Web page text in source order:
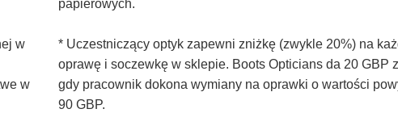
w
w
papierowych.
* Uczestniczący optyk zapewni zniżkę (zwykle 20%) na
oprawę i soczewkę w sklepie. Boots Opticians da 20 GBP
gdy pracownik dokona wymiany na oprawki o wartości
90 GBP.